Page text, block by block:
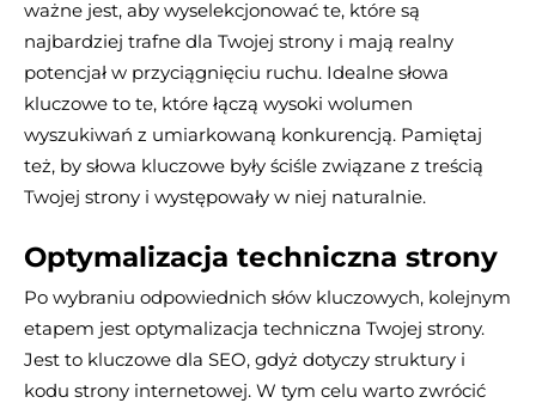
ważne jest, aby wyselekcjonować te, które są
najbardziej trafne dla Twojej strony i mają realny
potencjał w przyciągnięciu ruchu. Idealne słowa
kluczowe to te, które łączą wysoki wolumen
wyszukiwań z umiarkowaną konkurencją. Pamiętaj
też, by słowa kluczowe były ściśle związane z treścią
Twojej strony i występowały w niej naturalnie.
Optymalizacja techniczna strony
Po wybraniu odpowiednich słów kluczowych, kolejnym
etapem jest optymalizacja techniczna Twojej strony.
Jest to kluczowe dla SEO, gdyż dotyczy struktury i
kodu strony internetowej. W tym celu warto zwrócić